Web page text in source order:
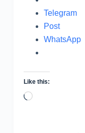
Telegram
Post
WhatsApp
Like this:
Loading…